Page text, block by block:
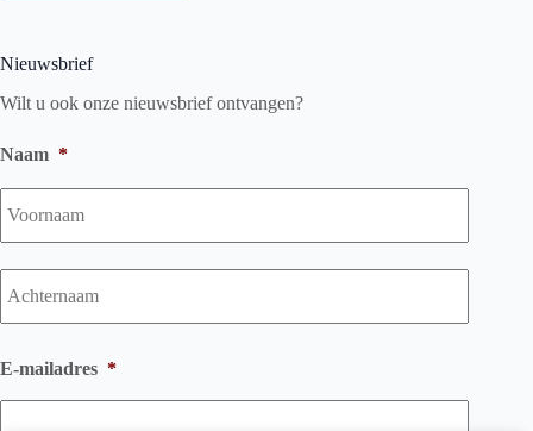
Nieuwsbrief
Wilt u ook onze nieuwsbrief ontvangen?
Naam *
E-mailadres *